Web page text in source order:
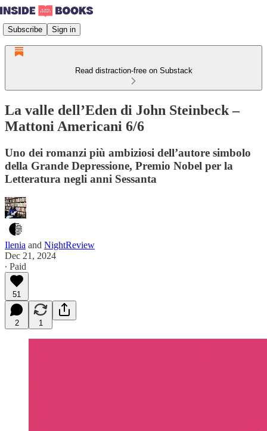
Subscribe Sign in
Read distraction-free on Substack
La valle dell’Eden di John Steinbeck –
Mattoni Americani 6/6
Uno dei romanzi più ambiziosi dell’autore simbolo
della Grande Depressione, Premio Nobel per la
Letteratura negli anni Sessanta
Ilenia and NightReview
Dec 21, 2024
∙ Paid
51
2 1